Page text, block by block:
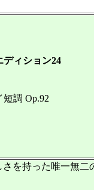
ディション24
調 Op.92
持った唯一無